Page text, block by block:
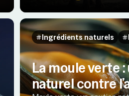
Ingrédients naturels
La moule verte
naturel contre